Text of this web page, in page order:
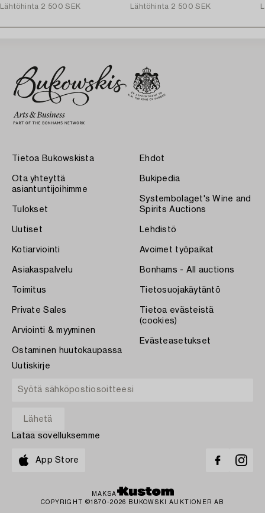
Lähtöhinta 2 500 SEK
Lähtöhinta 2 500 SEK
Tietoa Bukowskista
Ota yhteyttä
asiantuntijoihimme
Tulokset
Uutiset
Kotiarviointi
Asiakaspalvelu
Toimitus
Private Sales
Arviointi & myyminen
Ostaminen huutokaupassa
Ehdot
Bukipedia
Systembolaget's Wine and
Spirits Auctions
Lehdistö
Avoimet työpaikat
Bonhams - All auctions
Tietosuojakäytäntö
Tietoa evästeistä
(cookies)
Evästeasetukset
Uutiskirje
Lataa sovelluksemme
App Store
MAKSA
COPYRIGHT ©1870-2026 BUKOWSKI AUKTIONER AB